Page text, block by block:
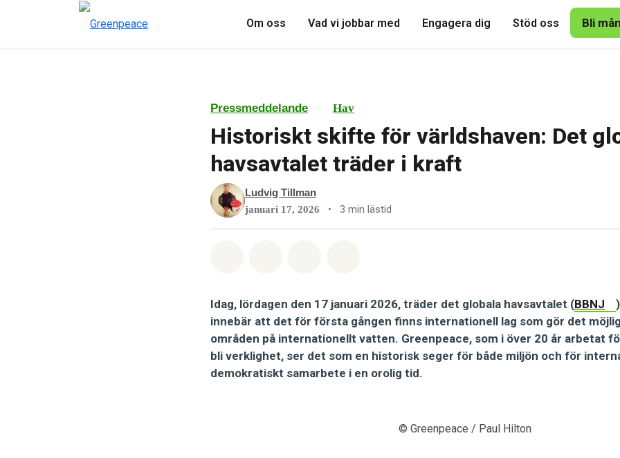
Om oss Vad vi jobbar med Engagera dig Stöd oss Bli
Pressmeddelande Hav
Historiskt skifte för världshaven: Det
havsavtalet träder i kraft
Ludvig Tillman
januari 17, 2026 • 3 min lästid
Idag, lördagen den 17 januari 2026, träder det globala havsavtalet (BBNJ
innebär att det för första gången finns internationell lag som gör det
områden på internationellt vatten. Greenpeace, som i över 20 år arbetat
bli verklighet, ser det som en historisk seger för både miljön och för
demokratiskt samarbete i en orolig tid.
© Greenpeace / Paul Hilton